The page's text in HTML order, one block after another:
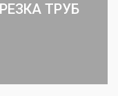
РЕЗКА ТРУБ